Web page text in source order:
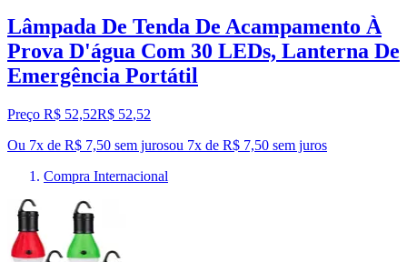
Lâmpada De Tenda De Acampamento À
Prova D'água Com 30 LEDs, Lanterna De
Emergência Portátil
Preço R$ 52,52R$ 52,52
Ou 7x de R$ 7,50 sem jurosou 7x de R$ 7,50 sem juros
Compra Internacional